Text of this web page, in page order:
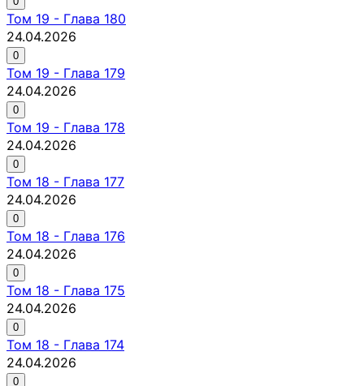
Том 19 - Глава 180
24.04.2026
0
Том 19 - Глава 179
24.04.2026
0
Том 19 - Глава 178
24.04.2026
0
Том 18 - Глава 177
24.04.2026
0
Том 18 - Глава 176
24.04.2026
0
Том 18 - Глава 175
24.04.2026
0
Том 18 - Глава 174
24.04.2026
0